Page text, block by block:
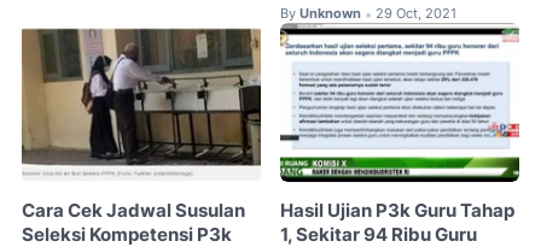
By Unknown • 29 Oct, 2021
Cara Cek Jadwal Susulan
Seleksi Kompetensi P3k
Hasil Ujian P3k Guru Tahap
1, Sekitar 94 Ribu Guru